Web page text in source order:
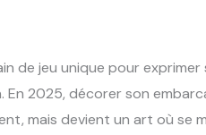
de jeu unique pour
En 2025, décorer son
mais devient un art où se